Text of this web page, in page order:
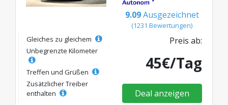
9.09 Ausgezeichnet
(1231 Bewertungen)
Gleiches zu gleichem
Unbegrenzte Kilometer
Treffen und Grüßen
Zusätzlicher Treiber
enthalten
Preis ab:
45€/Tag
Deal anzeigen